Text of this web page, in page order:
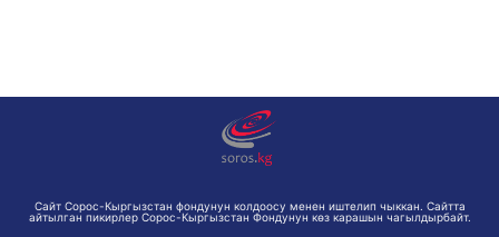
Сайт Сорос-Кыргызстан фондунун колдоосу менен иштелип чыккан. Сайтта
айтылган пикирлер Сорос-Кыргызстан Фондунун көз карашын чагылдырбайт.